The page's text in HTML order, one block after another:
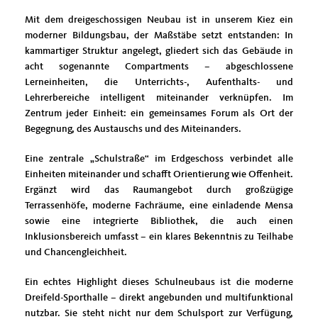
Mit dem dreigeschossigen Neubau ist in unserem Kiez ein
moderner Bildungsbau, der Maßstäbe setzt entstanden: In
kammartiger Struktur angelegt, gliedert sich das Gebäude in
acht sogenannte Compartments – abgeschlossene
Lerneinheiten, die Unterrichts-, Aufenthalts- und
Lehrerbereiche intelligent miteinander verknüpfen. Im
Zentrum jeder Einheit: ein gemeinsames Forum als Ort der
Begegnung, des Austauschs und des Miteinanders.
Eine zentrale „Schulstraße“ im Erdgeschoss verbindet alle
Einheiten miteinander und schafft Orientierung wie Offenheit.
Ergänzt wird das Raumangebot durch großzügige
Terrassenhöfe, moderne Fachräume, eine einladende Mensa
sowie eine integrierte Bibliothek, die auch einen
Inklusionsbereich umfasst – ein klares Bekenntnis zu Teilhabe
und Chancengleichheit.
Ein echtes Highlight dieses Schulneubaus ist die moderne
Dreifeld-Sporthalle – direkt angebunden und multifunktional
nutzbar. Sie steht nicht nur dem Schulsport zur Verfügung,